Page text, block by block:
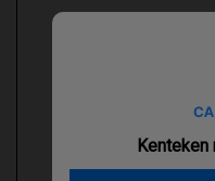
Kenteken